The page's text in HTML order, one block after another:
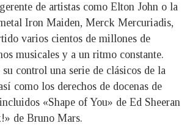
de artistas como Elton John o la
Iron Maiden, Merck Mercuriadis,
varios cientos de millones de
musicales y a un ritmo constante.
control una serie de clásicos de la
como los derechos de docenas de
«Shape of You» de Ed Sheeran
de Bruno Mars.